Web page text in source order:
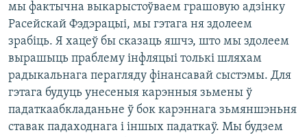
мы фактычна выкарыстоўваем грашовую адзінку
Расейскай Фэдэрацыі, мы гэтага ня здолеем
зрабіць. Я хацеў бы сказаць яшчэ, што мы здолеем
вырашыць праблему інфляцыі толькі шляхам
радыкальнага перагляду фінансавай сыстэмы. Для
гэтага будуць унесеныя карэнныя зьмены ў
падаткаабкладаньне ў бок карэннага зьмяншэньня
ставак падаходнага і іншых падаткаў. Мы будзем